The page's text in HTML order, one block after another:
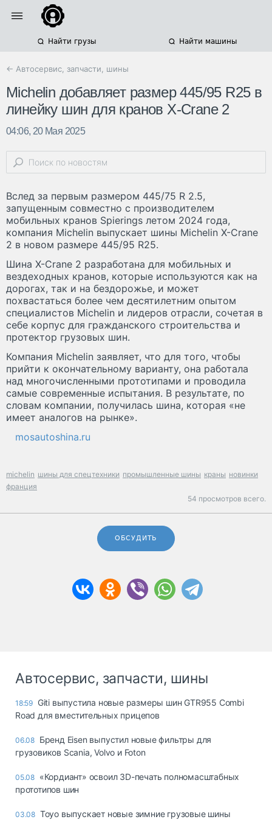
Найти грузы Найти машины
← Автосервис, запчасти, шины
Michelin добавляет размер 445/95 R25 в
линейку шин для кранов X-Crane 2
04:06, 20 Мая 2025
Вслед за первым размером 445/75 R 2.5,
запущенным совместно с производителем
мобильных кранов Spierings летом 2024 года,
компания Michelin выпускает шины Michelin X-Crane
2 в новом размере 445/95 R25.
Шина X-Crane 2 разработана для мобильных и
вездеходных кранов, которые используются как на
дорогах, так и на бездорожье, и может
похвастаться более чем десятилетним опытом
специалистов Michelin и лидеров отрасли, сочетая в
себе корпус для гражданского строительства и
протектор грузовых шин.
Компания Michelin заявляет, что для того, чтобы
прийти к окончательному варианту, она работала
над многочисленными прототипами и проводила
самые современные испытания. В результате, по
словам компании, получилась шина, которая «не
имеет аналогов на рынке».
mosautoshina.ru
michelin шины для спецтехники промышленные шины краны новинки
франция
54 просмотров всего.
ОБСУДИТЬ
Автосервис, запчасти, шины
18:59 Giti выпустила новые размеры шин GTR955 Combi
Road для вместительных прицепов
06.08 Бренд Eisen выпустил новые фильтры для
грузовиков Scania, Volvo и Foton
05.08 «Кордиант» освоил 3D-печать полномасштабных
прототипов шин
03.08 Toyo выпускает новые зимние грузовые шины